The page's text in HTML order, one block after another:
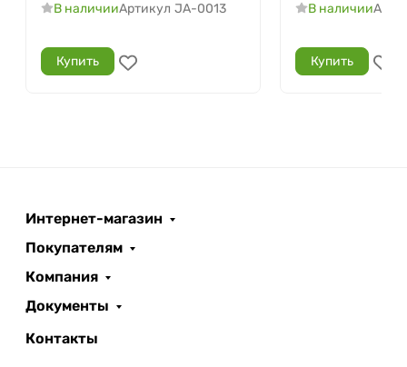
В наличииАртикул JA-0013
Купить
В наличии
Купить
Интернет-магазин
Покупателям
Компания
Документы
Контакты